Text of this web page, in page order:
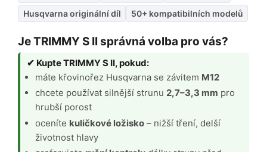
Husqvarna originální díl
50+ kompatibilních modelů
Je TRIMMY S II správná volba pro vás?
✔ Kupte TRIMMY S II, pokud:
máte křovinořez Husqvarna se závitem M12
chcete používat silnější strunu 2,7–3,3 mm pro
hrubší porost
oceníte kuličkové ložisko – nižší tření, delší
životnost hlavy